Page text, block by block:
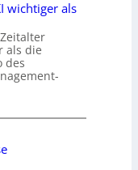
wichtiger als
als die
des